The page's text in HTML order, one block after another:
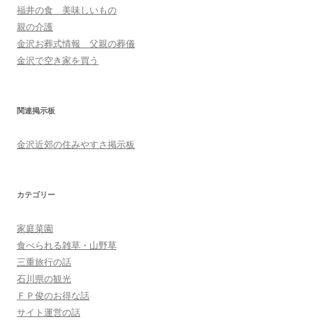
福井の食 美味しいもの
親の介護
金沢お葬式情報 父親の葬儀
金沢で空き家を買う
関連掲示板
金沢近郊の住みやすさ掲示板
カテゴリー
家庭菜園
食べられる雑草・山野草
三重旅行の話
石川県の観光
ＦＰ俊のお得な話
サイト運営の話